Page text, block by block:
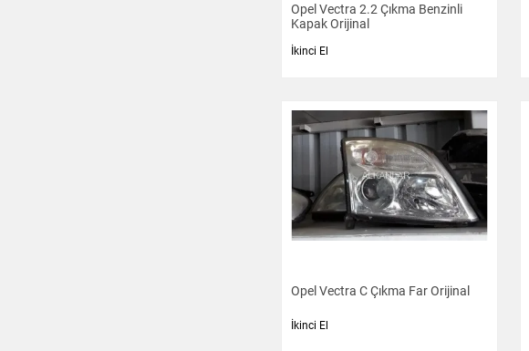
Opel Vectra 2.2 Çıkma Benzinli
Kapak Orijinal
İkinci El
Opel Vectra C Çıkma Far Orijinal
İkinci El